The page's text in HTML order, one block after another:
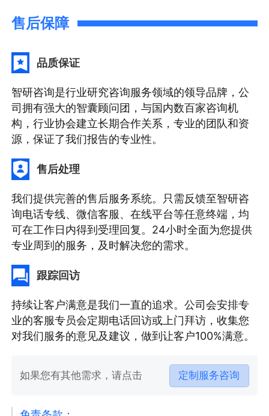
售后保障
品质保证
智研咨询是行业研究咨询服务领域的领导品牌，公
司拥有强大的智囊顾问团，与国内数百家咨询机
构，行业协会建立长期合作关系，专业的团队和资
源，保证了我们报告的专业性。
售后处理
我们提供完善的售后服务系统。只需反馈至智研咨
询电话专线、微信客服、在线平台等任意终端，均
可在工作日内得到受理回复。24小时全面为您提供
专业周到的服务，及时解决您的需求。
跟踪回访
持续让客户满意是我们一直的追求。公司会安排专
业的客服专员会定期电话回访或上门拜访，收集您
对我们服务的意见及建议，做到让客户100%满意。
如果您有其他需求，请点击 定制服务咨询